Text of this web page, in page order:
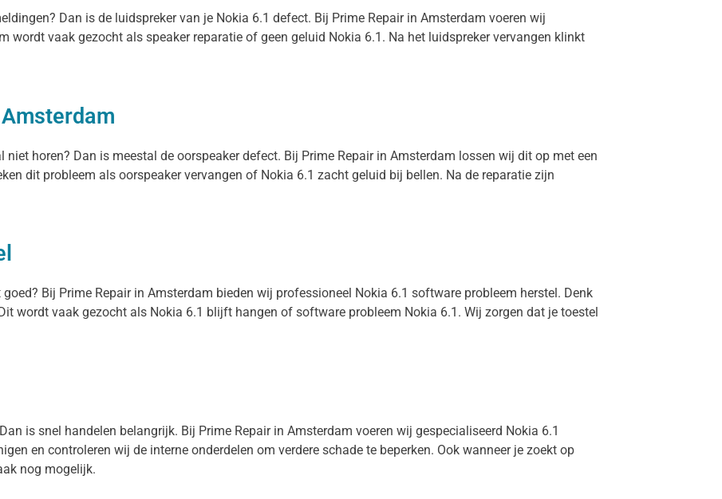
Dan is de luidspreker van je Nokia 6.1 defect. Bij Prime Repair in Amsterdam voeren wij
wordt vaak gezocht als speaker reparatie of geen geluid Nokia 6.1. Na het luidspreker vervangen klinkt
horen? Dan is meestal de oorspeaker defect. Bij Prime Repair in Amsterdam lossen wij dit op met een
dit probleem als oorspeaker vervangen of Nokia 6.1 zacht geluid bij bellen. Na de reparatie zijn
Bij Prime Repair in Amsterdam bieden wij professioneel Nokia 6.1 software probleem herstel. Denk
wordt vaak gezocht als Nokia 6.1 blijft hangen of software probleem Nokia 6.1. Wij zorgen dat je toestel
is snel handelen belangrijk. Bij Prime Repair in Amsterdam voeren wij gespecialiseerd Nokia 6.1
en controleren wij de interne onderdelen om verdere schade te beperken. Ook wanneer je zoekt op
nog mogelijk.